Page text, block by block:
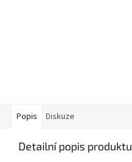
Popis Diskuze
Detailní popis produktu